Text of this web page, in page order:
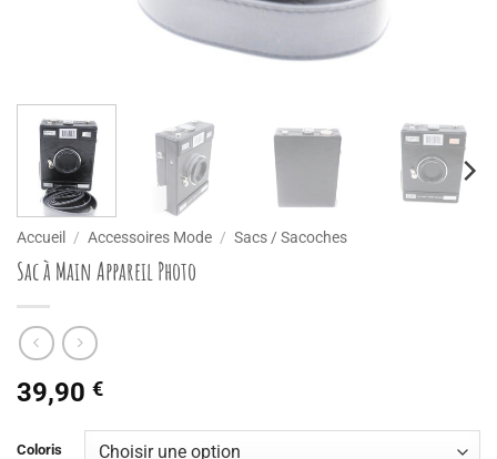
Accueil / Accessoires Mode / Sacs / Sacoches
Sac à Main Appareil Photo
39,90 €
Coloris